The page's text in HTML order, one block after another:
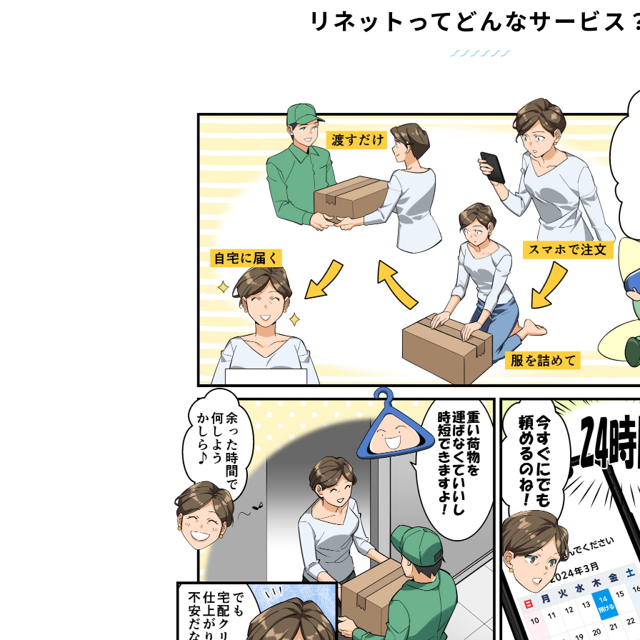
リネットってどんなサービス